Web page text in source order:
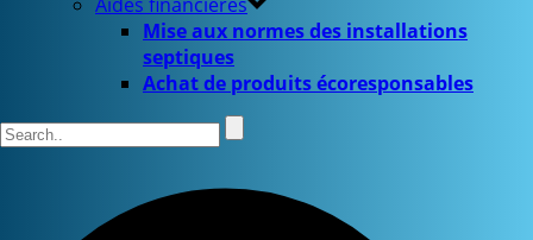
Mise aux normes des installations
septiques
Achat de produits écoresponsables